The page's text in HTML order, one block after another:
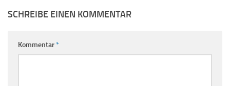
SCHREIBE EINEN KOMMENTAR
Kommentar*